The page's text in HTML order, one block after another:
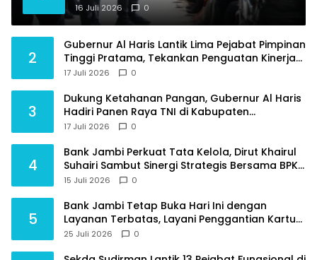
Tambahan Dokter Spesialis untuk RSUD
Raden Mattaher
16 Juli 2026 0
2
Gubernur Al Haris Lantik Lima Pejabat Pimpinan
Tinggi Pratama, Tekankan Penguatan Kinerja
dan Integritas
17 Juli 2026 0
3
Dukung Ketahanan Pangan, Gubernur Al Haris
Hadiri Panen Raya TNI di Kabupaten
Tanjungjabung Timur
17 Juli 2026 0
4
Bank Jambi Perkuat Tata Kelola, Dirut Khairul
Suhairi Sambut Sinergi Strategis Bersama BPKP
Jambi
15 Juli 2026 0
5
Bank Jambi Tetap Buka Hari Ini dengan
Layanan Terbatas, Layani Penggantian Kartu
ATM dan Perubahan PIN
25 Juli 2026 0